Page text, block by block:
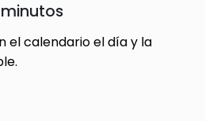
el calendario el día y la